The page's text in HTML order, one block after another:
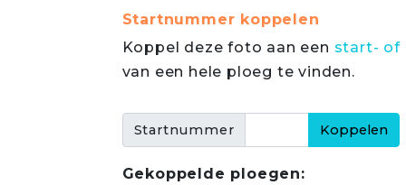
Startnummer koppelen
Koppel deze foto aan een start- of
van een hele ploeg te vinden.
Startnummer
Gekoppelde ploegen: